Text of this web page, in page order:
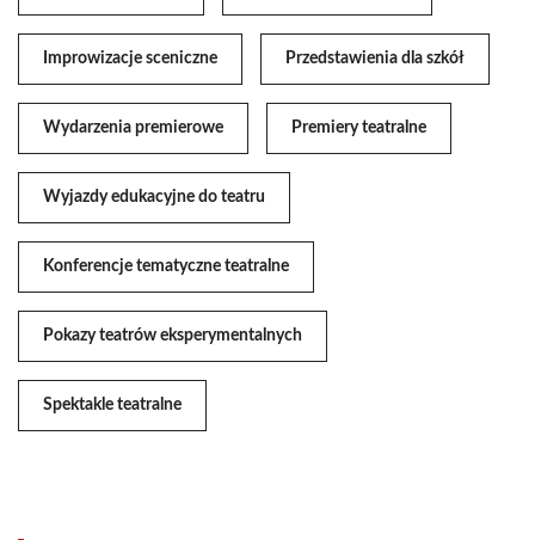
Improwizacje sceniczne Przedstawienia dla szkół
Wydarzenia premierowe Premiery teatralne
Wyjazdy edukacyjne do teatru
Konferencje tematyczne teatralne
Pokazy teatrów eksperymentalnych
Spektakle teatralne